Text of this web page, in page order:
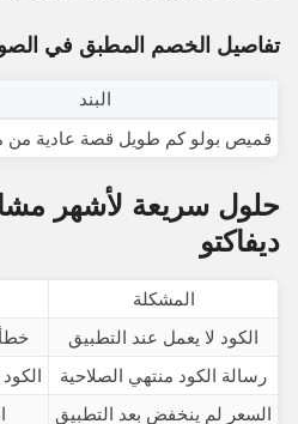
تفاصيل الخصم المطبق في
البند
قميص بولو كم طويل قصة عادية من
حلول سريعة لأشهر
ديفاكتو
المشكلة
الكود لا يعمل عند التطبيق
رسالة الكود منتهي الصلاحية
السعر لم ينخفض بعد التطبيق